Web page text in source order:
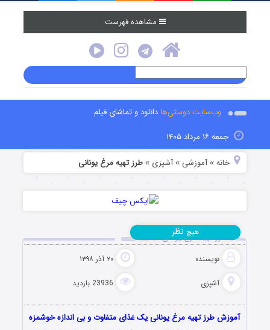
مشاهده فهرست
وب‌سایت دوستی‌هادانلود و تماشای فیلم
جمعه ۱۶ مرداد ۱۴۰۵
خانه »آموزشی »آشپزی »طرز تهیه مرغ یونانی
طرز تهیه مرغ یونانی
نویسنده ۲۰ آذر ۱۳۹۸
آشپزی 23936 بازدید
هیچ نظر
آموزش طرز تهیه مرغ یونانی یک غذای متفاوت و بی اندازه خوشمزه